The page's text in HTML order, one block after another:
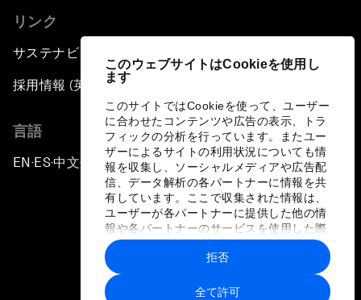
このウェブサイトはCookieを使用し
ます
このサイトではCookieを使って、ユーザー
に合わせたコンテンツや広告の表示、トラ
フィックの分析を行っています。またユー
ザーによるサイトの利用状況についても情
報を収集し、ソーシャルメディアや広告配
信、データ解析の各パートナーに情報を共
有しています。ここで収集された情報は、
ユーザーが各パートナーに提供した他の情
報や各パートナーのサービスを使用した際
に収集された情報と組み合わされ、各パー
トナーによって使用されることがありま
す。
全て許可
拒否
リンク
サステナビリティへの取り組み
採用情報 (英語のみ)
言語
EN ▪ES▪中文▪ 日本語
プライバシーポリシーと利用規約